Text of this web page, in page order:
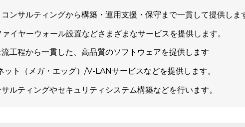
ンサルティングから構築・運用支援・保守まで一貫して提供しま
イヤーウォール設置などさまざまなサービスを提供します。
工程から一貫した、高品質のソフトウェアを提供します
ット（メガ・エッグ）/V-LANサービスなどを提供します。
ルティングやセキュリティシステム構築などを行います。